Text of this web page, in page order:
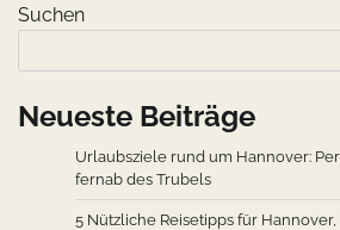
Suchen
Neueste Beiträge
Urlaubsziele rund um Hannover:
fernab des Trubels
5 Nützliche Reisetipps für Hannover,